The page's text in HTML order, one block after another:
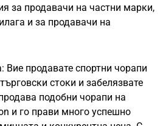
за продавачи на частни марки,
и за продавачи на
Вие продавате спортни чорапи
стоки и забелязвате
подобни чорапи на
и го прави много успешно